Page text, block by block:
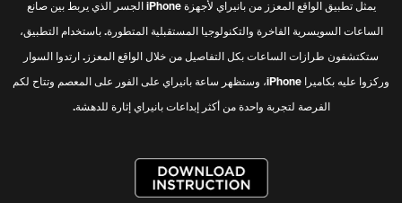
يمثل تطبيق الواقع المعزز من بانيراي لأجهزة iPhone الجسر الذي يربط بين صانع
الساعات السويسرية الفاخرة والتكنولوجيا المستقبلية المتطورة. باستخدام التطبيق،
ستكتشفون طرازات الساعات بكل التفاصيل من خلال الواقع المعزز. ارتدوا السوار
وركزوا عليه بكاميرا iPhone، وستظهر ساعة بانيراي على الفور على المعصم وتتاح لكم
الفرصة لتجربة واحدة من أكثر إبداعات بانيراي إثارة للدهشة.